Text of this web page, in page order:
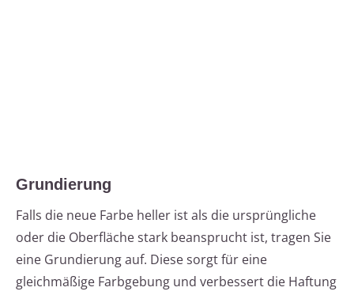
Grundierung
Falls die neue Farbe heller ist als die ursprüngliche
oder die Oberfläche stark beansprucht ist, tragen Sie
eine Grundierung auf. Diese sorgt für eine
gleichmäßige Farbgebung und verbessert die Haftung